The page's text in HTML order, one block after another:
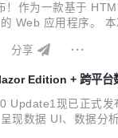
作为一款基于
Web 应用程序。
分享
Edition + 跨平台
现已正式
现数据 UI、数据分